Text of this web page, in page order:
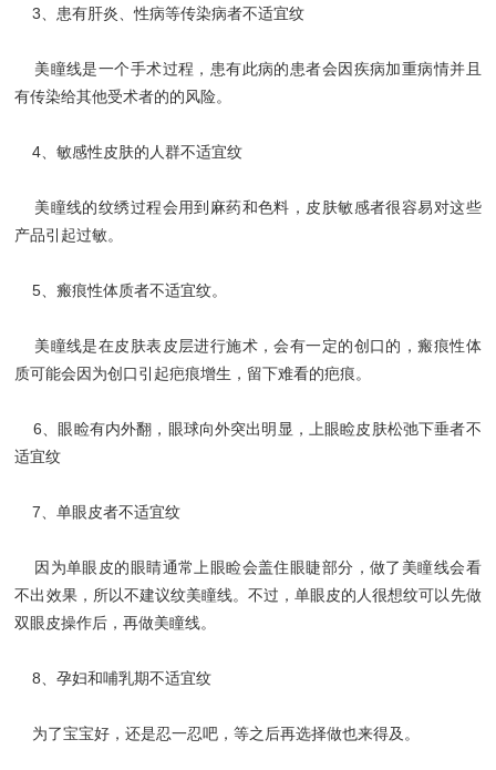
3、患有肝炎、性病等传染病者不适宜纹
美瞳线是一个手术过程，患有此病的患者会因疾病加重病情并且
有传染给其他受术者的的风险。
4、敏感性皮肤的人群不适宜纹
美瞳线的纹绣过程会用到麻药和色料，皮肤敏感者很容易对这些
产品引起过敏。
5、瘢痕性体质者不适宜纹。
美瞳线是在皮肤表皮层进行施术，会有一定的创口的，瘢痕性体
质可能会因为创口引起疤痕增生，留下难看的疤痕。
6、眼睑有内外翻，眼球向外突出明显，上眼睑皮肤松弛下垂者不
适宜纹
7、单眼皮者不适宜纹
因为单眼皮的眼睛通常上眼睑会盖住眼睫部分，做了美瞳线会看
不出效果，所以不建议纹美瞳线。不过，单眼皮的人很想纹可以先做
双眼皮操作后，再做美瞳线。
8、孕妇和哺乳期不适宜纹
为了宝宝好，还是忍一忍吧，等之后再选择做也来得及。